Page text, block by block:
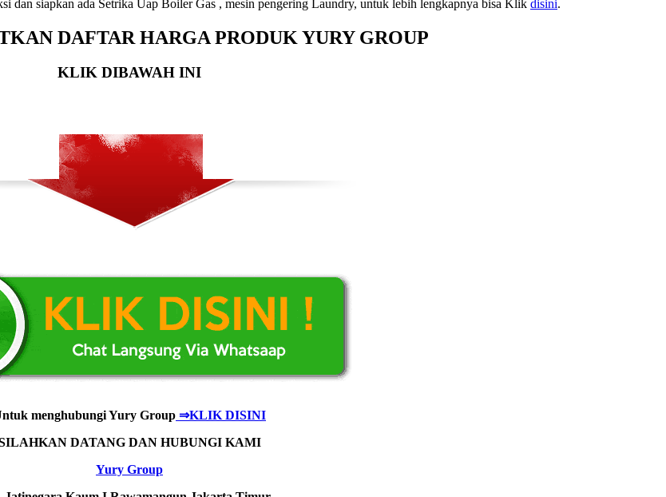
dan siapkan ada Setrika Uap Boiler Gas , mesin pengering Laundry, untuk lebih lengkapnya bisa Klik disini.
DAFTAR HARGA PRODUK YURY GROUP
KLIK DIBAWAH INI
menghubungi Yury Group ⇒KLIK DISINI
DATANG DAN HUBUNGI KAMI
Yury Group